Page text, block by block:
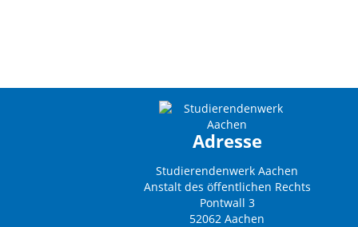
Adresse
Studierendenwerk Aachen
Anstalt des öffentlichen Rechts
Pontwall 3
52062 Aachen